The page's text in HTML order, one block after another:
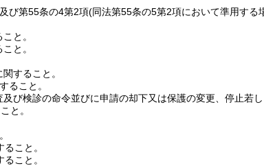
び第55条の4第2項(同法第55条の5第2項において準用する
と。
と。
すること。
ること。
び検診の命令並びに申請の却下又は保護の変更、停止若し
と。
こと。
こと。